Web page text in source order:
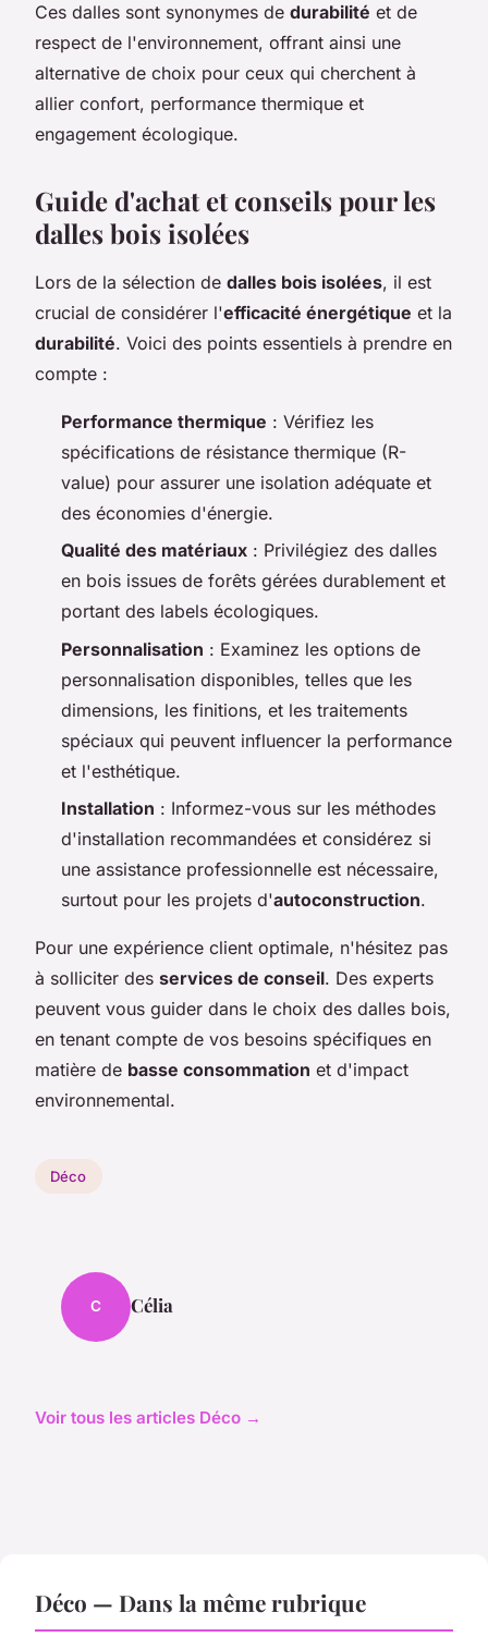
Ces dalles sont synonymes de durabilité et de
respect de l'environnement, offrant ainsi une
alternative de choix pour ceux qui cherchent à
allier confort, performance thermique et
engagement écologique.
Guide d'achat et conseils pour les
dalles bois isolées
Lors de la sélection de dalles bois isolées, il est
crucial de considérer l'efficacité énergétique et la
durabilité. Voici des points essentiels à prendre en
compte :
Performance thermique : Vérifiez les
spécifications de résistance thermique (R-
value) pour assurer une isolation adéquate et
des économies d'énergie.
Qualité des matériaux : Privilégiez des dalles
en bois issues de forêts gérées durablement et
portant des labels écologiques.
Personnalisation : Examinez les options de
personnalisation disponibles, telles que les
dimensions, les finitions, et les traitements
spéciaux qui peuvent influencer la performance
et l'esthétique.
Installation : Informez-vous sur les méthodes
d'installation recommandées et considérez si
une assistance professionnelle est nécessaire,
surtout pour les projets d'autoconstruction.
Pour une expérience client optimale, n'hésitez pas
à solliciter des services de conseil. Des experts
peuvent vous guider dans le choix des dalles bois,
en tenant compte de vos besoins spécifiques en
matière de basse consommation et d'impact
environnemental.
Déco
C Célia
Voir tous les articles Déco →
Déco — Dans la même rubrique